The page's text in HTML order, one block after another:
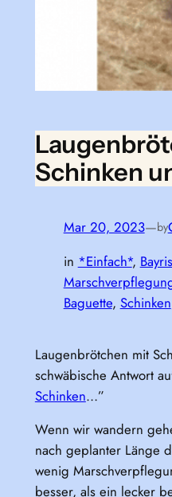
Schinken
Mar 20, 2023—by
in *Einfach*,
Baguette, Schinken
Laugenbrötchen mit
schwäbische Antwort
Schinken…”
Wenn wir wandern
nach geplanter Länge
wenig
besser, als ein lecker